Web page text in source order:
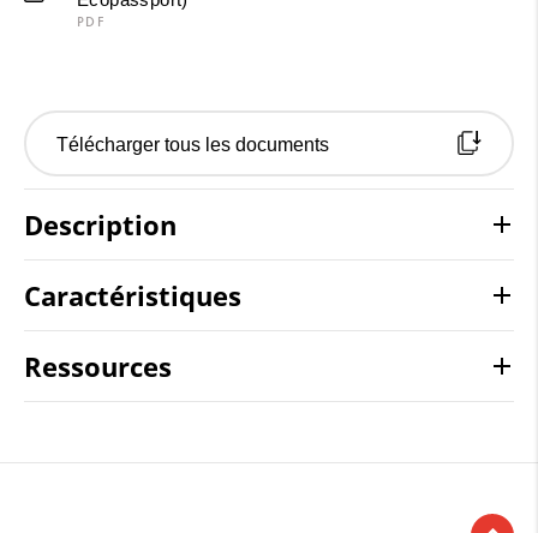
PDF
Télécharger tous les documents
Description
Caractéristiques
Ressources